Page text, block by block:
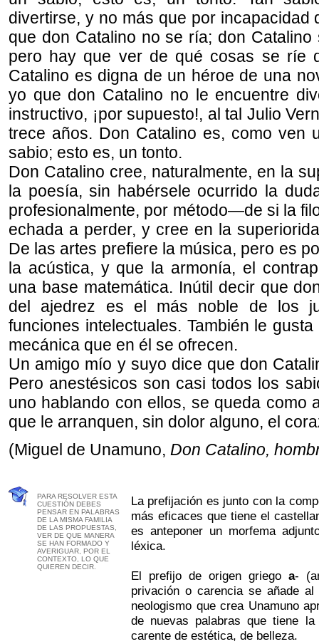
divertirse, y no más que por incapacidad
que don Catalino no se ría; don
pero hay que ver de qué cosas se ríe
Catalino es digna de un héroe de una
yo que don Catalino no le encuentre
instructivo, ¡por supuesto!, al tal Julio
trece años. Don Catalino es, como ven
sabio; esto es, un tonto.
Don Catalino cree, naturalmente, en la
la poesía, sin habérsele ocurrido la
profesionalmente, por método—de si la
echada a perder, y cree en la
De las artes prefiere la música, pero es
la acústica, y que la armonía, el
una base matemática. Inútil decir que
del ajedrez es el más noble de los
funciones intelectuales. También le
mecánica que en él se ofrecen.
Un amigo mío y suyo dice que don
Pero anestésicos son casi todos los
uno hablando con ellos, se queda como
que le arranquen, sin dolor alguno, el
(Miguel de Unamuno, Don Catalino,
PARA RESOLVER ESTA
CUESTIÓN DEBES
PENSAR EN PALABRAS
DE LA MISMA FAMILIA
DE LAS PROPUESTAS,
VER DE QUE MANERA
SE HAN FORMADO Y
AVERIGUAR, POR EL
CONTEXTO, LO QUE
QUIEREN DECIR.
La prefijación es junto con la
más eficaces que tiene el
es anteponer un morfema
léxica.
El prefijo de origen griego a-
privación o carencia se añade
neologismo que crea Unamuno
de nuevas palabras que tiene
carente de estética, de belleza.